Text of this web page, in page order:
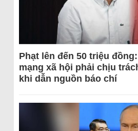
Phạt lên đến 50 triệu
mạng xã hội phải chịu
khi dẫn nguồn báo chí